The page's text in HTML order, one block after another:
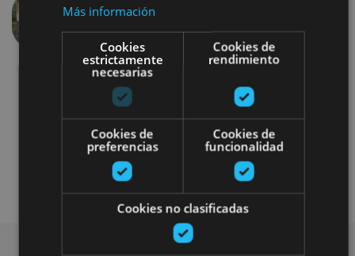
Previous
Más información
Cookies
estrictamente
necesarias
Cookies de
rendimiento
Cookies de
preferencias
Cookies de
funcionalidad
Cookies no clasificadas